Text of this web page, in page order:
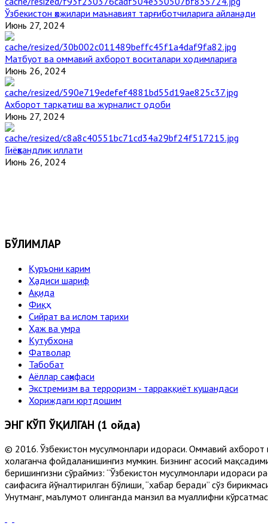
Ўзбекистон ҳожилари маънавият тарғиботчиларига айланади
Июнь 27, 2024
Матбуот ва оммавий ахборот воситалари ходимларига
Июнь 26, 2024
Ахборот тарқатиш ва журналист одоби
Июнь 27, 2024
Гиёҳвандлик иллати
Июнь 26, 2024
БЎЛИМЛАР
Қуръони карим
Ҳадиси шариф
Ақида
Фиқҳ
Сийрат ва ислом тарихи
Ҳаж ва умра
Кутубхона
Фатволар
Табобат
Аёллар саҳифаси
Экстремизм ва терроризм - тарраққиёт кушандаси
Хориждаги юртдошим
ЭНГ КЎП ЎҚИЛГАН (1 ойда)
© 2016. Ўзбекистон мусулмонлари идораси. Оммавий ахборот
хоҳлаганча фойдаланишингиз мумкин. Бизнинг асосий
беришингизни сўраймиз: “Ўзбекистон мусулмонлари идораси
саҳифасига йўналтирилган бўлиши, “хабар беради” сўз
Унутманг, маълумот олинганда манзил ва муаллифни